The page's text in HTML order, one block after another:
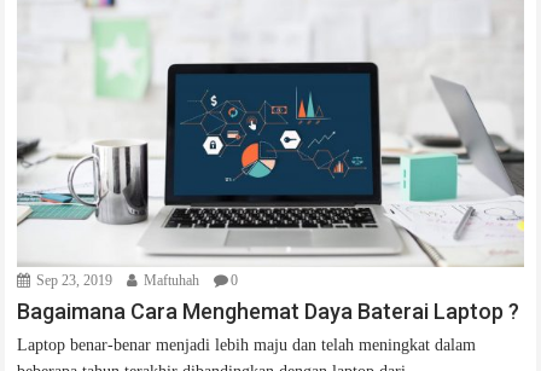
Sep 23, 2019 Maftuhah 0
Bagaimana Cara Menghemat Daya Baterai Laptop ?
Laptop benar-benar menjadi lebih maju dan telah meningkat dalam